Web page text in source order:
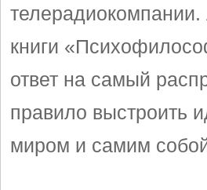
книги
ответ на самый
правило выстроить
миром и самим